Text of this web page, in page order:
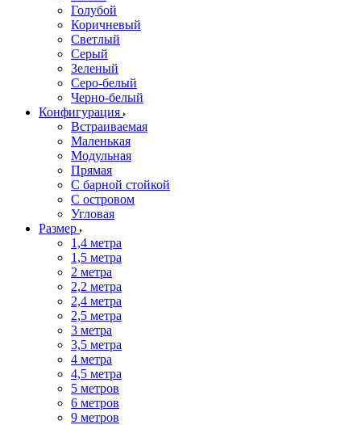
Голубой
Коричневый
Светлый
Серый
Зеленый
Серо-белый
Черно-белый
Конфигурация
Встраиваемая
Маленькая
Модульная
Прямая
С барной стойкой
С островом
Угловая
Размер
1,4 метра
1,5 метра
2 метра
2,2 метра
2,4 метра
2,5 метра
3 метра
3,5 метра
4 метра
4,5 метра
5 метров
6 метров
9 метров